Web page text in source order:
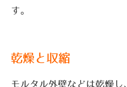
す。
乾燥と収縮
モルタル外壁などは乾燥